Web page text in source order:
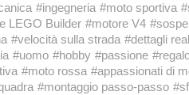
#ingegneria #moto sportiva
LEGO Builder #motore V4
#velocità sulla strada #dettagli
#uomo #hobby #passione
#moto rossa #appassionati di
#montaggio passo-passo